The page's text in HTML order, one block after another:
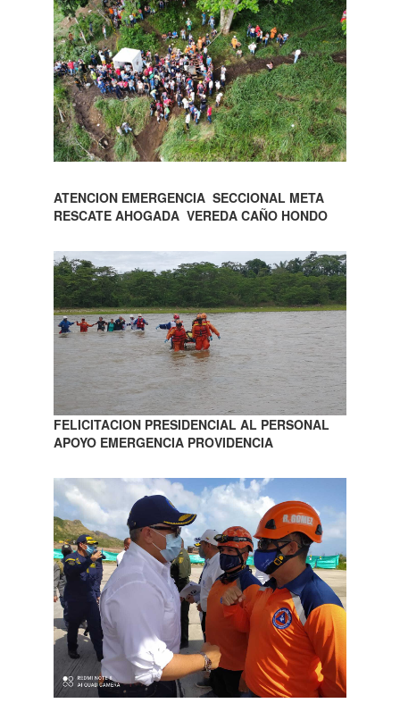
ATENCION EMERGENCIA SECCIONAL META
RESCATE AHOGADA VEREDA CAÑO HONDO
FELICITACION PRESIDENCIAL AL PERSONAL
APOYO EMERGENCIA PROVIDENCIA